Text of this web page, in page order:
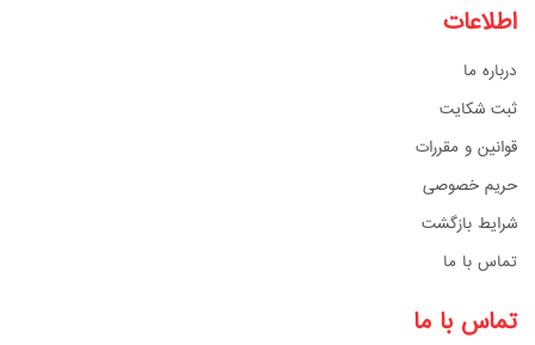
اطلاعات
درباره ما
ثبت شکایت
قوانین و مقررات
حریم خصوصی
شرایط بازگشت
تماس با ما
تماس با ما